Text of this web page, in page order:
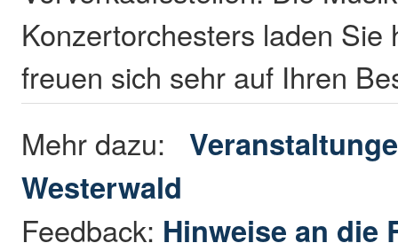
Konzertorchesters laden Sie
freuen sich sehr auf Ihren
Mehr dazu:
Westerwald
Feedback: Hinweise an die